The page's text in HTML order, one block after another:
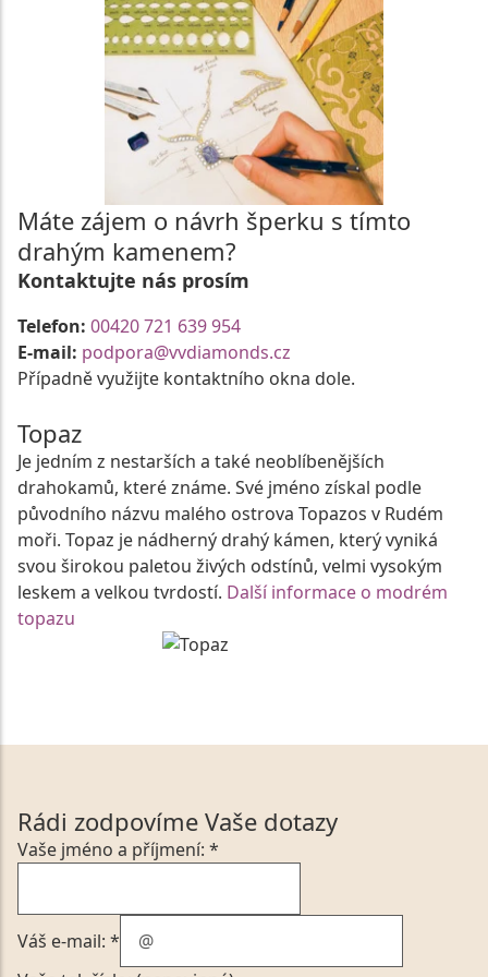
Máte zájem o návrh šperku s tímto
drahým kamenem?
Kontaktujte nás prosím
Telefon: 00420 721 639 954
E-mail: podpora@vvdiamonds.cz
Případně využijte kontaktního okna dole.
Topaz
Je jedním z nestarších a také neoblíbenějších
drahokamů, které známe. Své jméno získal podle
původního názvu malého ostrova Topazos v Rudém
moři. Topaz je nádherný drahý kámen, který vyniká
svou širokou paletou živých odstínů, velmi vysokým
leskem a velkou tvrdostí. Další informace o modrém
topazu
Rádi zodpovíme Vaše dotazy
Vaše jméno a příjmení: *
Váš e-mail: *